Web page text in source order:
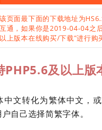
该页面最下面的下载地址为
互通，如果你是2019-04-04之
以上版本在线购买/下载”进行购
及以上版
中文转化为繁体中文，
自己选择简繁字体。